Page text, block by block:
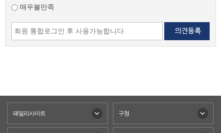
매우불만족
패밀리사이트 구청